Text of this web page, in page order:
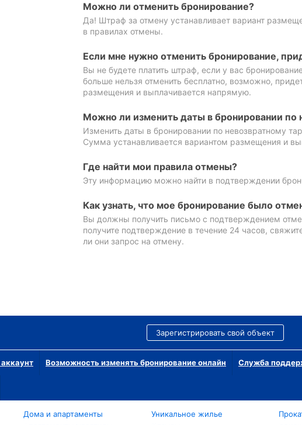
Можно ли отменить бронирование?
Да! Штраф за отмену устанавливает вариант
в правилах отмены.
Если мне нужно отменить бронирование,
Вы не будете платить штраф, если у вас
больше нельзя отменить бесплатно, возможно,
размещения и выплачивается напрямую.
Можно ли изменить даты в бронировании по
Изменить даты в бронировании по невозвратному
Сумма устанавливается вариантом размещения и
Где найти мои правила отмены?
Эту информацию можно найти в подтверждении
Как узнать, что мое бронирование было
Вы должны получить письмо с подтверждением
получите подтверждение в течение 24 часов,
ли они запрос на отмену.
Зарегистрировать свой объект
Возможность изменять бронирование онлайн Служба
Дома и апартаменты
Уникальное жилье